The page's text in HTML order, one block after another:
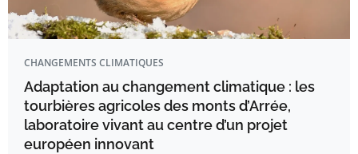
CHANGEMENTS CLIMATIQUES
Adaptation au changement climatique : les
tourbières agricoles des monts d’Arrée,
laboratoire vivant au centre d’un projet
européen innovant